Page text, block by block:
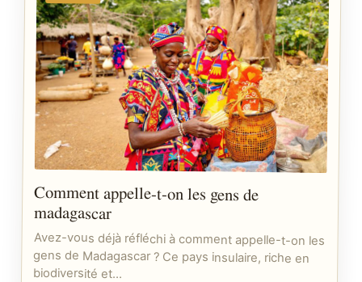
Comment appelle-t-on les gens de
madagascar
Avez-vous déjà réfléchi à comment appelle-t-on les
gens de Madagascar ? Ce pays insulaire, riche en
biodiversité et…